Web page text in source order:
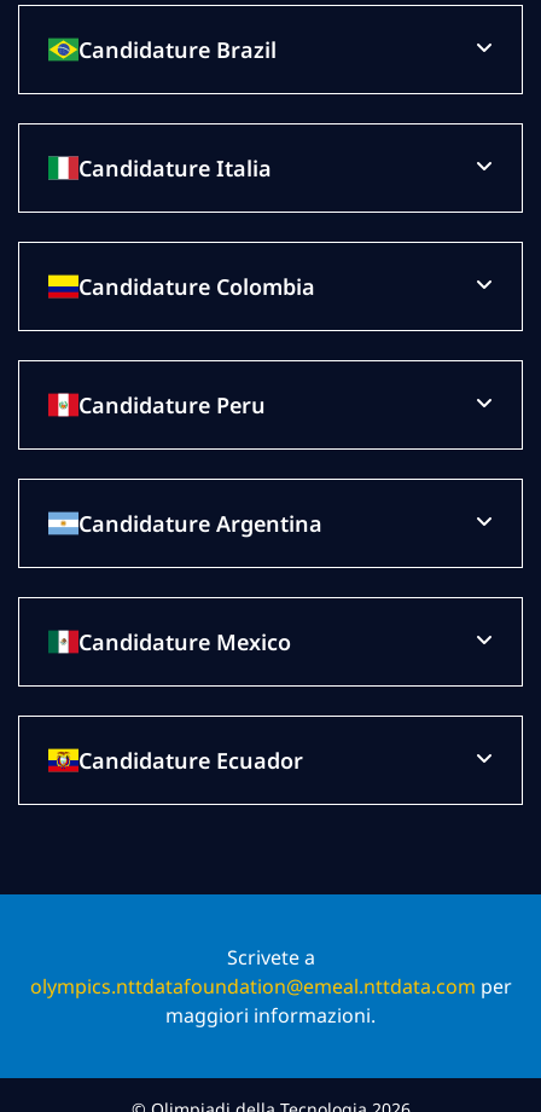
Candidature Brazil
Candidature Italia
Candidature Colombia
Candidature Peru
Candidature Argentina
Candidature Mexico
Candidature Ecuador
Scrivete a
olympics.nttdatafoundation@emeal.nttdata.com per
maggiori informazioni.